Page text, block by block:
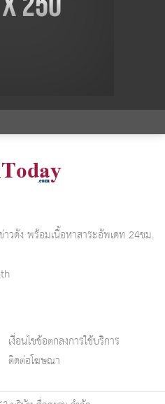
าวดัง พร้อมเนื้อหาสาระอัพเดท 24ชม.
เงื่อนไขข้อตกลงการใช้บริการ
ติดต่อโฆษณา